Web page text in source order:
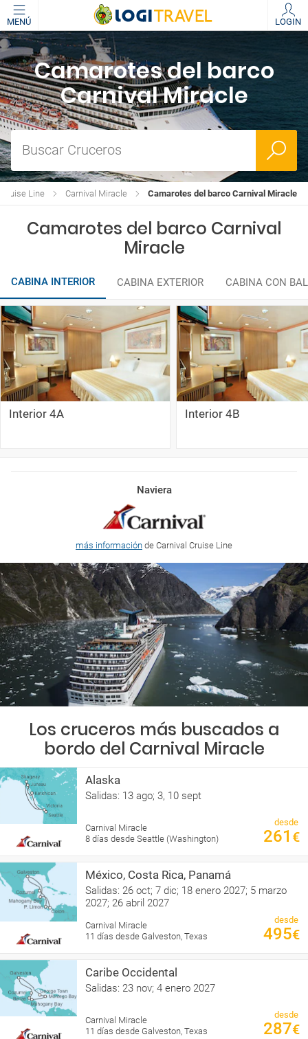
MENÚ LOGIN
Camarotes del barco
Carnival Miracle
Buscar Cruceros
Camarotes del barco Carnival Miracle
Carnival Miracle
Line
Camarotes del barco Carnival
Miracle
CABINA INTERIOR CABINA EXTERIOR CABINA CON
Interior 4A Interior 4B
Naviera
más información de Carnival Cruise Line
Los cruceros más buscados a
bordo del Carnival Miracle
Alaska
Salidas: 13 ago; 3, 10 sept
Carnival Miracle
8 días desde Seattle (Washington)
desde
261 €
México, Costa Rica, Panamá
Salidas: 26 oct; 7 dic; 18 enero 2027; 5 marzo
2027; 26 abril 2027
Carnival Miracle
11 días desde Galveston, Texas
desde
495€
Caribe Occidental
Salidas: 23 nov; 4 enero 2027
Carnival Miracle
11 días desde Galveston, Texas
desde
287€